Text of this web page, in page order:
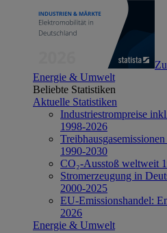
Energie & Umwelt
Beliebte Statistiken
Aktuelle Statistiken
Industriestrompreise
1998-2026
1990-2030
CO₂-Ausstoß weltweit
Stromerzeugung in
2000-2025
EU-Emissionshandel:
2026
Energie & Umwelt